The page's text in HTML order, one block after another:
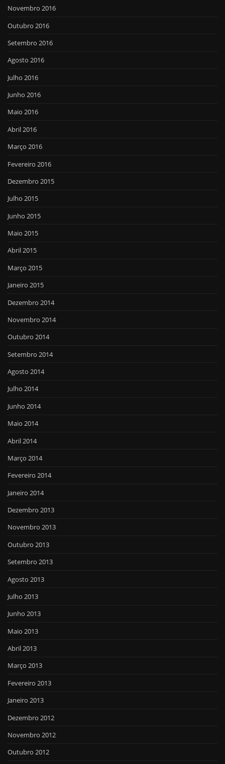
Novembro 2016
Outubro 2016
Setembro 2016
Agosto 2016
Julho 2016
Junho 2016
Maio 2016
Abril 2016
Março 2016
Fevereiro 2016
Dezembro 2015
Julho 2015
Junho 2015
Maio 2015
Abril 2015
Março 2015
Janeiro 2015
Dezembro 2014
Novembro 2014
Outubro 2014
Setembro 2014
Agosto 2014
Julho 2014
Junho 2014
Maio 2014
Abril 2014
Março 2014
Fevereiro 2014
Janeiro 2014
Dezembro 2013
Novembro 2013
Outubro 2013
Setembro 2013
Agosto 2013
Julho 2013
Junho 2013
Maio 2013
Abril 2013
Março 2013
Fevereiro 2013
Janeiro 2013
Dezembro 2012
Novembro 2012
Outubro 2012